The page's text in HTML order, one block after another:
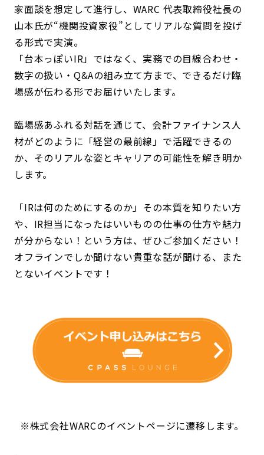
家面談を想定して進行し、WARC 代表取締役社長の
山本氏が“機関投資家役”としてリアルな質問を投げ
る形式で実演。
「台本っぽいIR」ではなく、実務での目線合わせ・
数字の扱い・Q&Aの組み立て方まで、できるだけ臨
場感が伝わる形でお届けいたします。
臨場感あふれる対話を通じて、会計ファイナンス人
材がどのように「経営の最前線」で活躍できるの
か、そのリアルな姿とキャリアの可能性を解き明か
します。
「IRは何のためにするのか」その本質を知りたい方
や、IR担当になったはいいものの仕事の仕方や魅力
が分からない！という方は、ぜひご参加ください！
オフラインでしか聞けない貴重な話が聞ける、また
とないイベントです！
※株式会社WARCのイベントページに遷移します。